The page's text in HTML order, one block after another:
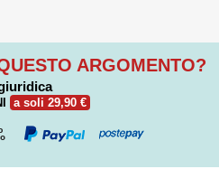
ARGOMENTO?
a soli 29,90 €